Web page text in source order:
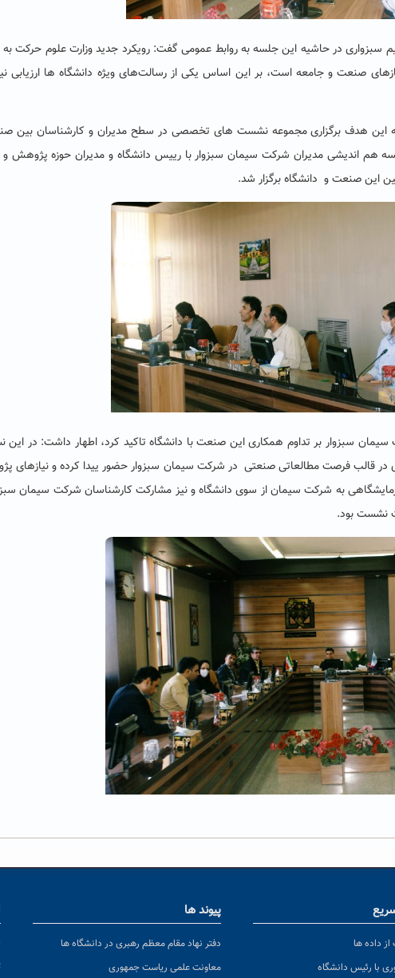
سبزواری در حاشیه این جلسه به روابط عمومی گفت: رویکرد جدید وزارت علوم حرکت
صنعت و جامعه است، بر این اساس یکی از رسالت‌های ویژه دانشگاه ها ارزیابی
به این هدف برگزاری مجموعه نشست های تخصصی در سطح مدیران و کارشناسان بین
هم اندیشی مدیران شرکت سیمان سبزوار با رییس دانشگاه و مدیران حوزه پژوهش و
این صنعت و دانشگاه برگزار شد.
سبزوار بر تداوم همکاری این صنعت با دانشگاه تاکید کرد، اطهار داشت: در
قالب فرصت مطالعاتی صنعتی در شرکت سیمان سبزوار حضور ییدا کرده و نیازهای
به شرکت سیمان از سوی دانشگاه و نیز مشارکت کارشناسان شرکت سیمان
نشست بود.
از داده ها
با رئیس دانشگاه
پیوند ها
دفتر نهاد مقام معظم رهبری در دانشگاه ها
معاونت علمی ریاست جمهوری